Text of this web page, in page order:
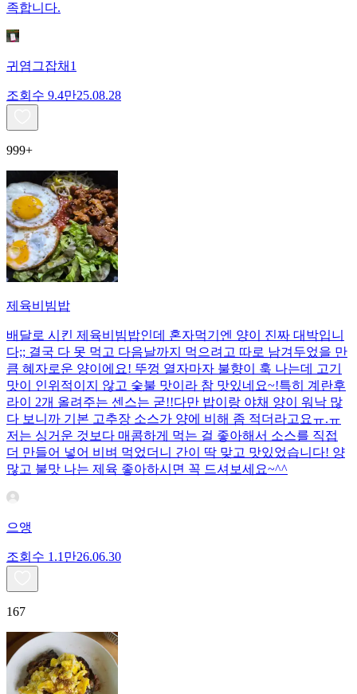
족합니다.
귀염그잡채1
조회수 9.4만25.08.28
999+
제육비빔밥
배달로 시킨 제육비빔밥인데 혼자먹기엔 양이 진짜 대박입니
다;; 결국 다 못 먹고 다음날까지 먹으려고 따로 남겨두었을 만
큼 혜자로운 양이에요! 뚜껑 열자마자 불향이 훅 나는데 고기
맛이 인위적이지 않고 숯불 맛이라 참 맛있네요~!특히 계란후
라이 2개 올려주는 센스는 굳!! ​다만 밥이랑 야채 양이 워낙 많
다 보니까 기본 고추장 소스가 양에 비해 좀 적더라고요ㅠ.ㅠ
저는 싱거운 것보다 매콤하게 먹는 걸 좋아해서 소스를 직접
더 만들어 넣어 비벼 먹었더니 간이 딱 맞고 맛있었습니다! 양
많고 불맛 나는 제육 좋아하시면 꼭 드셔보세요~^^
으앵
조회수 1.1만26.06.30
167